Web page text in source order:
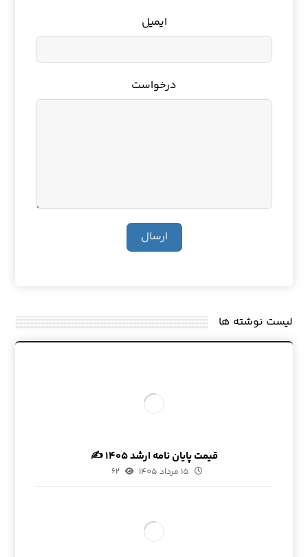
ایمیل
درخواست
ارسال
لیست نوشته ها
قیمت پایان نامه ارشد ۱۴۰۵ ✍
15 مرداد 1405 62